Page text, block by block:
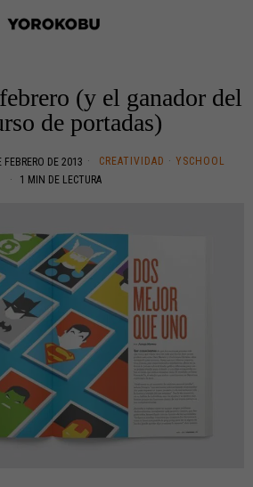
(y el ganador del
de portadas)
FEBRERO DE 2013 CREATIVIDAD · YSCHOOL
1 MIN DE LECTURA